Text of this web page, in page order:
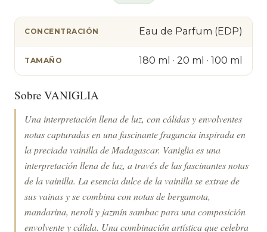
CONCENTRACIÓN Eau de Parfum (EDP)
TAMAÑO 180 ml · 20 ml · 100 ml
Sobre VANIGLIA
Una interpretación llena de luz, con cálidas y envolventes
notas capturadas en una fascinante fragancia inspirada en
la preciada vainilla de Madagascar. Vaniglia es una
interpretación llena de luz, a través de las fascinantes notas
de la vainilla. La esencia dulce de la vainilla se extrae de
sus vainas y se combina con notas de bergamota,
mandarina, neroli y jazmín sambac para una composición
envolvente y cálida. Una combinación artística que celebra